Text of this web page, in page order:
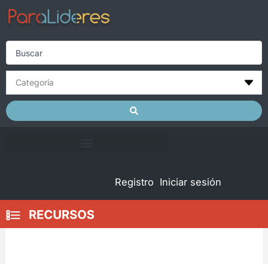
Skip
content
Search
Registro Iniciar sesión